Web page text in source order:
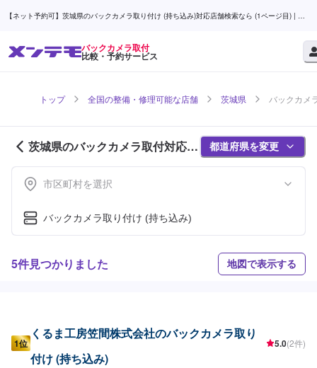
【ネット予約可】茨城県のバックカメラ取り付け (持ち込み)対応店舗検索なら (1ページ目) | メ
バックカメラ取付
比較・予約サービス
トップ 全国の整備・修理可能な店舗 茨城県 バックカメ
茨城県のバックカメラ取付対応店
舗紹介 (1ページ目)
都道府県を変更
市区町村を選択
バックカメラ取り付け (持ち込み)
5件見つかりました 地図で表示する
1位
くるま工房笠間株式会社のバックカメラ取り
付け (持ち込み)
5.0(2件)